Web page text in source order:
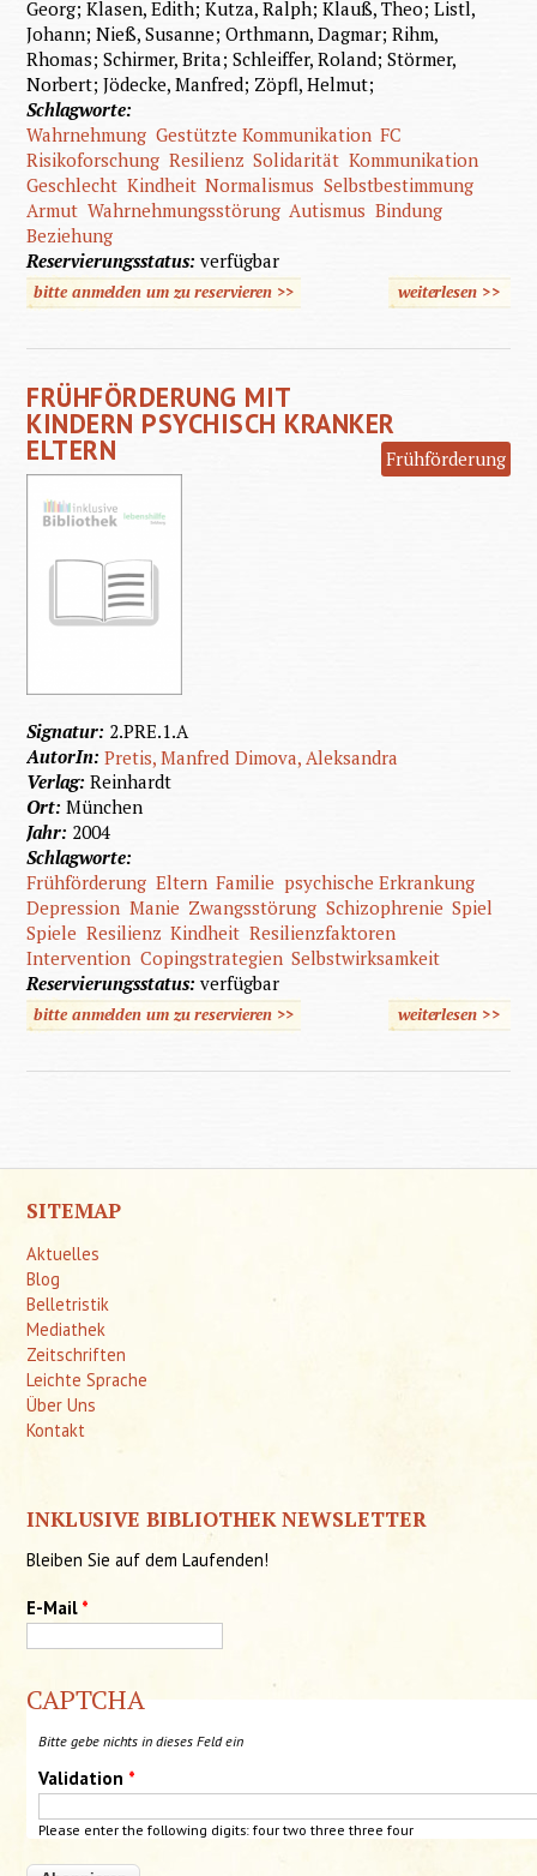
Georg; Klasen, Edith; Kutza, Ralph; Klauß, Theo; Listl,
Johann; Nieß, Susanne; Orthmann, Dagmar; Rihm,
Rhomas; Schirmer, Brita; Schleiffer, Roland; Störmer,
Norbert; Jödecke, Manfred; Zöpfl, Helmut;
Schlagworte:
Wahrnehmung Gestützte Kommunikation FC
Risikoforschung Resilienz Solidarität Kommunikation
Geschlecht Kindheit Normalismus Selbstbestimmung
Armut Wahrnehmungsstörung Autismus Bindung
Beziehung
Reservierungsstatus:verfügbar
bitte anmelden um zu reservieren >> weiterlesen>>
FRÜHFÖRDERUNG MIT
KINDERN PSYCHISCH KRANKER
ELTERN Frühförderung
Signatur: 2.PRE.1.A
AutorIn:Pretis, Manfred Dimova, Aleksandra
Verlag:Reinhardt
Ort:München
Jahr: 2004
Schlagworte:
Frühförderung Eltern Familie psychische Erkrankung
Depression Manie Zwangsstörung Schizophrenie Spiel
Spiele Resilienz Kindheit Resilienzfaktoren
Intervention Copingstrategien Selbstwirksamkeit
Reservierungsstatus:verfügbar
bitte anmelden um zu reservieren >> weiterlesen>>
SITEMAP
Aktuelles
Blog
Belletristik
Mediathek
Zeitschriften
Leichte Sprache
Über Uns
Kontakt
INKLUSIVE BIBLIOTHEK NEWSLETTER
Bleiben Sie auf dem Laufenden!
E-Mail *
CAPTCHA
Bitte gebe nichts in dieses Feld ein
Validation *
Please enter the following digits: four two three three four